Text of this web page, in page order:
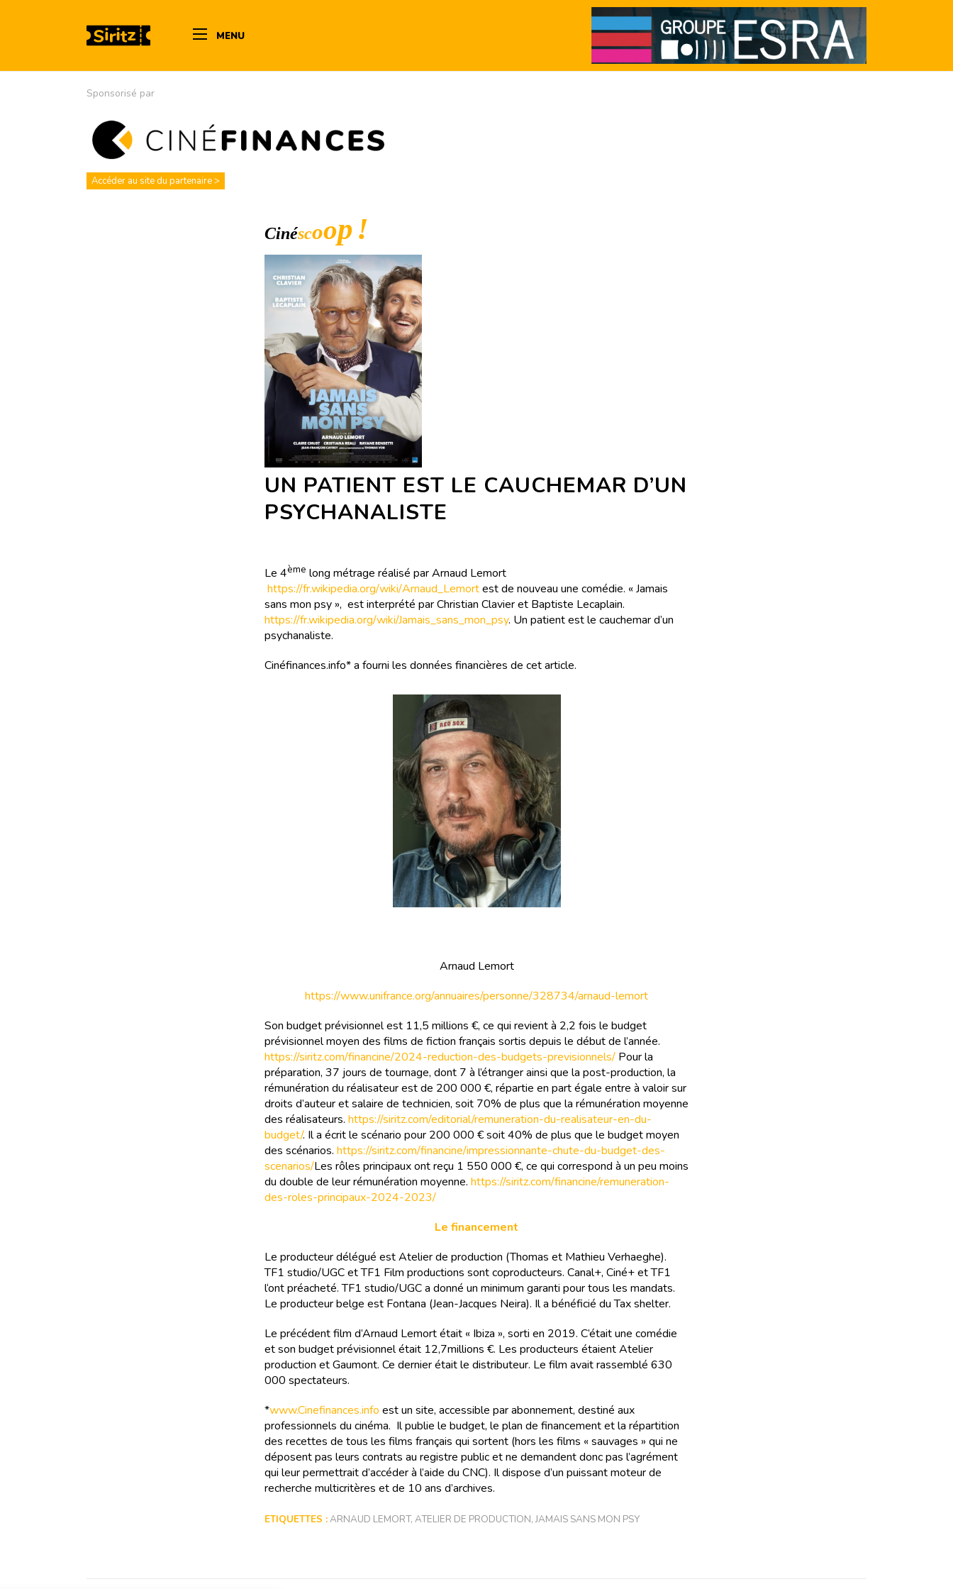
MENU
Sponsorisé par
Accéder au site du partenaire >
UN PATIENT EST LE CAUCHEMAR D’UN
PSYCHANALISTE
Le 4ème long métrage réalisé par Arnaud Lemort
https://fr.wikipedia.org/wiki/Arnaud_Lemortest de nouveau une comédie. « Jamais
sans mon psy », est interprété par Christian Clavier et Baptiste Lecaplain.
https://fr.wikipedia.org/wiki/Jamais_sans_mon_psy. Un patient est le cauchemar d’un
psychanaliste.
Cinéfinances.info* a fourni les données financières de cet article.
Arnaud Lemort
https://www.unifrance.org/annuaires/personne/328734/arnaud-lemort
Son budget prévisionnel est 11,5 millions €, ce qui revient à 2,2 fois le budget
prévisionnel moyen des films de fiction français sortis depuis le début de l’année.
https://siritz.com/financine/2024-reduction-des-budgets-previsionnels/ Pour la
préparation, 37 jours de tournage, dont 7 à l’étranger ainsi que la post-production, la
rémunération du réalisateur est de 200 000 €, répartie en part égale entre à valoir sur
droits d’auteur et salaire de technicien, soit 70% de plus que la rémunération moyenne
des réalisateurs. https://siritz.com/editorial/remuneration-du-realisateur-en-du-
budget/. Il a écrit le scénario pour 200 000 € soit 40% de plus que le budget moyen
des scénarios. https://siritz.com/financine/impressionnante-chute-du-budget-des-
scenarios/Les rôles principaux ont reçu 1 550 000 €, ce qui correspond à un peu moins
du double de leur rémunération moyenne. https://siritz.com/financine/remuneration-
des-roles-principaux-2024-2023/
Le financement
Le producteur délégué est Atelier de production (Thomas et Mathieu Verhaeghe).
TF1 studio/UGC et TF1 Film productions sont coproducteurs. Canal+, Ciné+ et TF1
l‘ont préacheté. TF1 studio/UGC a donné un minimum garanti pour tous les mandats.
Le producteur belge est Fontana (Jean-Jacques Neira). Il a bénéficié du Tax shelter.
Le précédent film d’Arnaud Lemort était « Ibiza », sorti en 2019. C’était une comédie
et son budget prévisionnel était 12,7millions €. Les producteurs étaient Atelier
production et Gaumont. Ce dernier était le distributeur. Le film avait rassemblé 630
000 spectateurs.
*www.Cinefinances.info est un site, accessible par abonnement, destiné aux
professionnels du cinéma. Il publie le budget, le plan de financement et la répartition
des recettes de tous les films français qui sortent (hors les films « sauvages » qui ne
déposent pas leurs contrats au registre public et ne demandent donc pas l’agrément
qui leur permettrait d’accéder à l’aide du CNC). Il dispose d’un puissant moteur de
recherche multicritères et de 10 ans d’archives.
ETIQUETTES :ARNAUD LEMORT, ATELIER DE PRODUCTION,JAMAIS SANS MON PSY